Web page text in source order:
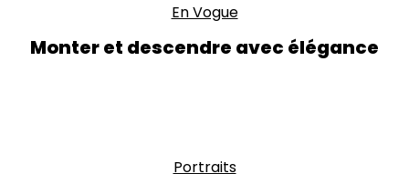
En Vogue
Monter et descendre avec élégance
Portraits